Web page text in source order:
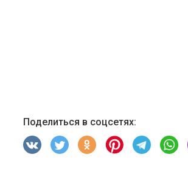
Поделиться в соцсетях: